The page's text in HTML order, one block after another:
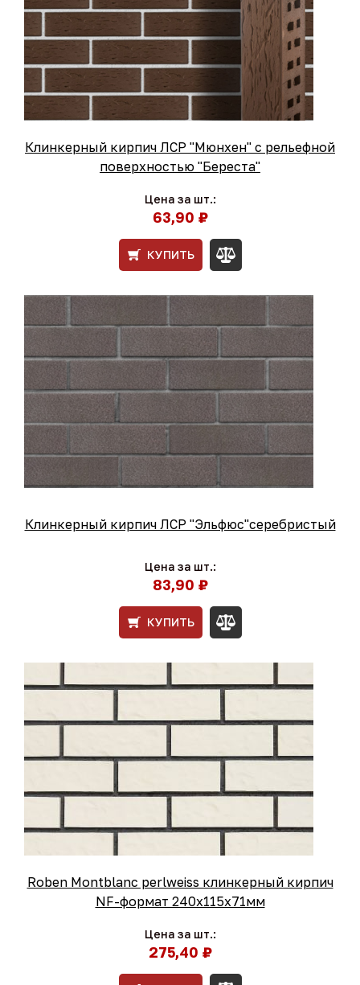
Клинкерный кирпич ЛСР "Мюнхен" с рельефной
поверхностью "Береста"
Цена за шт.:
63,90 ₽
КУПИТЬ
Клинкерный кирпич ЛСР "Эльфюс"серебристый
Цена за шт.:
83,90 ₽
КУПИТЬ
Roben Montblanc perlweiss клинкерный кирпич
NF-формат 240x115x71мм
Цена за шт.:
275,40 ₽